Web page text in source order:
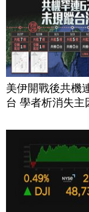
美伊開戰後共機
台 學者析消失主